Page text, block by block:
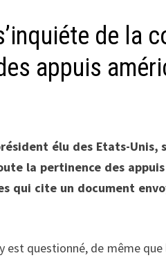
de la
appuis
élu des Etats-Unis,
la pertinence des
qui cite un document
questionné, de même